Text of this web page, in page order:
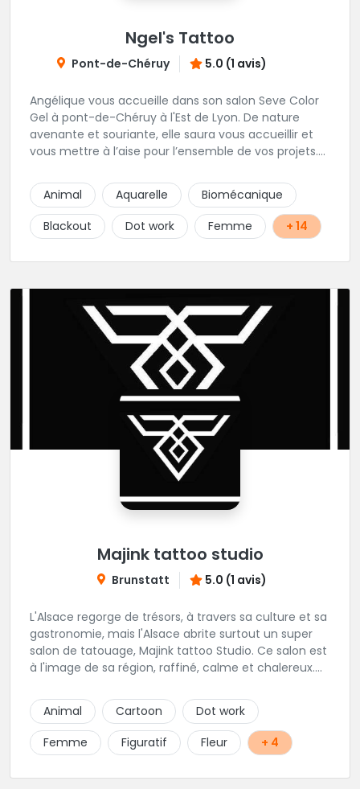
Ngel's Tattoo
Pont-de-Chéruy 5.0 (1 avis)
Angélique vous accueille dans son salon Seve Color
Gel à pont-de-Chéruy à l'Est de Lyon. De nature
avenante et souriante, elle saura vous accueillir et
vous mettre à l’aise pour l’ensemble de vos projets.
tatouages allant des calligraphies, motifs floraux au
réalisme.
Animal Aquarelle
Biomécanique
Blackout
Dot work Femme + 14
Majink tattoo studio
Brunstatt 5.0 (1 avis)
L'Alsace regorge de trésors, à travers sa culture et sa
gastronomie, mais l'Alsace abrite surtout un super
salon de tatouage, Majink tattoo Studio. Ce salon est
à l'image de sa région, raffiné, calme et chalereux.
découvrir son super shop !
Animal Cartoon
Dot work
Femme
Figuratif Fleur + 4